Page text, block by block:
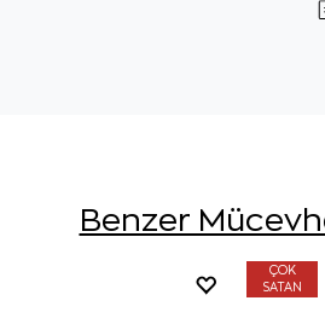
Benzer
ÇOK
SATAN